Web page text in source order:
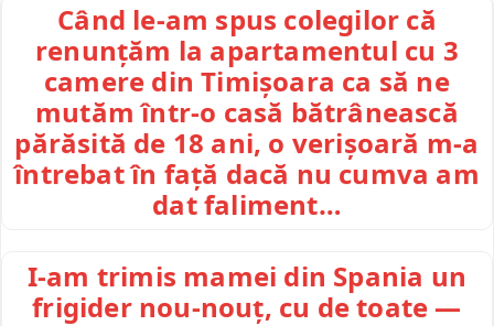
Când le-am spus colegilor că
renunțăm la apartamentul cu 3
camere din Timișoara ca să ne
mutăm într-o casă bătrânească
părăsită de 18 ani, o verișoară m-a
întrebat în față dacă nu cumva am
dat faliment…
I-am trimis mamei din Spania un
frigider nou-nouț, cu de toate —